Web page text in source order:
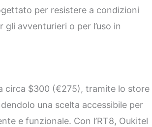
per resistere a condizioni
avventurieri o per l’uso in
circa $300 (€275), tramite lo store
una scelta accessibile per
e funzionale. Con l’RT8, Oukitel